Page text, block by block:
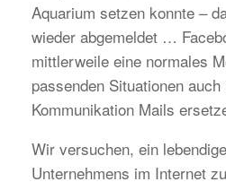
Aquarium setzen konnte –
wieder abgemeldet …
mittlerweile eine normales
passenden Situationen
Kommunikation Mails
Wir versuchen, ein
Unternehmens im Internet